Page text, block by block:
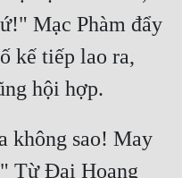
Mạc Phàm đẩy
kế tiếp lao ra,
không sao! May
Từ Đại Hoang